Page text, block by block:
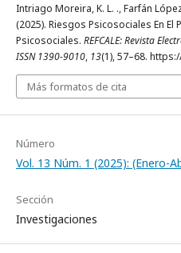
Intriago Moreira, K. L. ., Farfán
(2025). Riesgos Psicosociales En El
Psicosociales. REFCALE: Revista
ISSN 1390-9010, 13(1), 57–68.
Más formatos de cita
Número
Vol. 13 Núm. 1 (2025): (Enero-
Sección
Investigaciones